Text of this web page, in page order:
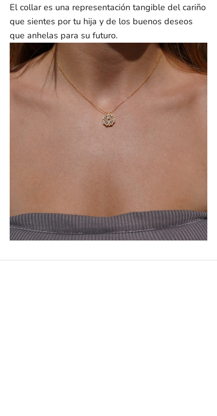
El collar es una representación tangible del cariño
que sientes por tu hija y de los buenos deseos
que anhelas para su futuro.